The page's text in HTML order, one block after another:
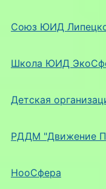
Союз ЮИД
Школа ЮИД
Детская
РДДМ "Движение
НооСфера